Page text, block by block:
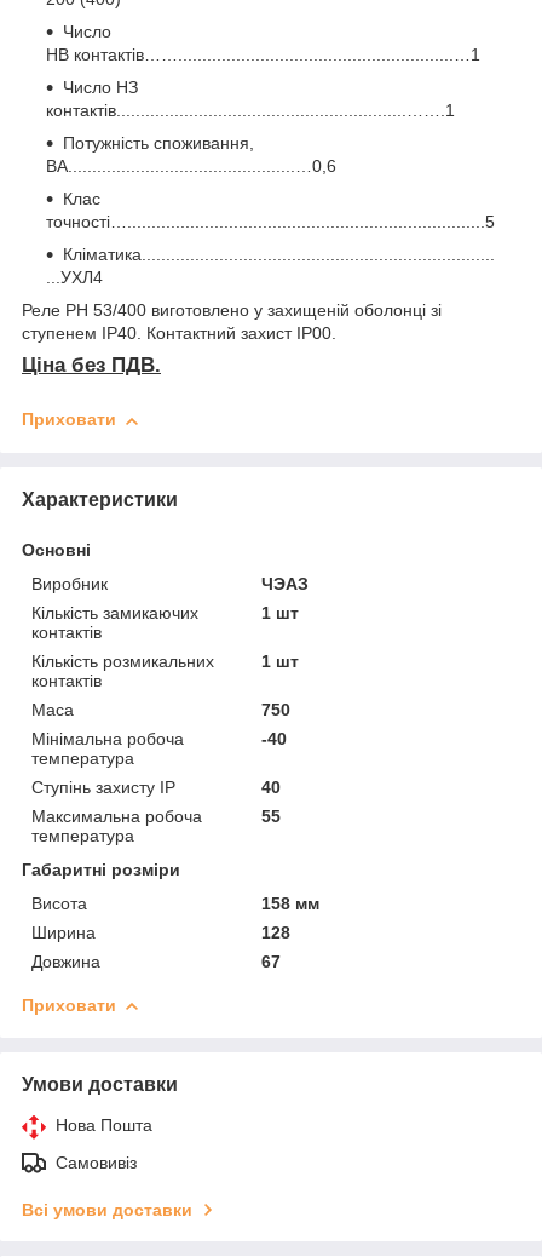
Число
НВ контактів…….........................................................…1
Число НЗ
контактів............................................................…….1
Потужність споживання,
ВА...............................................…0,6
Клас
точності…..........................................................................5
Кліматика.........................................................................
...УХЛ4
Реле РН 53/400 виготовлено у захищеній оболонці зі
ступенем IP40. Контактний захист IP00.
Ціна без ПДВ.
Приховати
Характеристики
Основні
Виробник
ЧЭАЗ
Кількість замикаючих
контактів
1 шт
Кількість розмикальних
контактів
1 шт
Маса
750
Мінімальна робоча
температура
-40
Ступінь захисту IP
40
Максимальна робоча
температура
55
Габаритні розміри
Висота
158 мм
Ширина
128
Довжина
67
Приховати
Умови доставки
Нова Пошта
Самовивіз
Всі умови доставки